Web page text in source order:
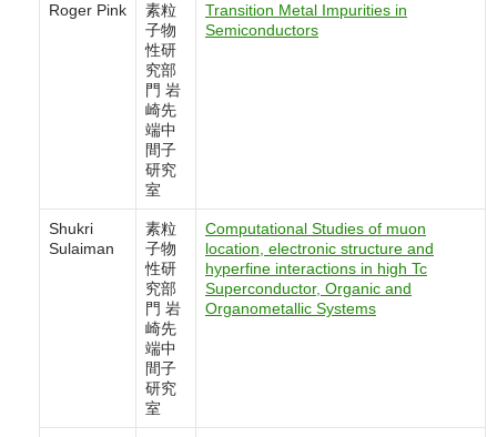
Roger Pink
素粒
子物
性研
究部
門 岩
崎先
端中
間子
研究
室
Transition Metal Impurities in
Semiconductors
Shukri
Sulaiman
素粒
子物
性研
究部
門 岩
崎先
端中
間子
研究
室
Computational Studies of muon
location, electronic structure and
hyperfine interactions in high Tc
Superconductor, Organic and
Organometallic Systems